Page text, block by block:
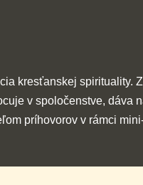
kresťanskej spirituality.
v spoločenstve, dáva
príhovorov v rámci